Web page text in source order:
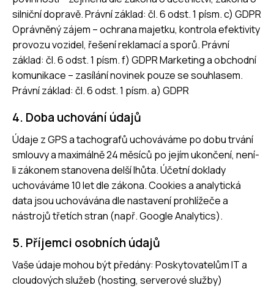
silniční dopravě. Právní základ: čl. 6 odst. 1 písm. c) GDPR
Oprávněný zájem – ochrana majetku, kontrola efektivity
provozu vozidel, řešení reklamací a sporů. Právní
základ: čl. 6 odst. 1 písm. f) GDPR Marketing a obchodní
komunikace – zasílání novinek pouze se souhlasem.
Právní základ: čl. 6 odst. 1 písm. a) GDPR
4. Doba uchování údajů
Údaje z GPS a tachografů uchováváme po dobu trvání
smlouvy a maximálně 24 měsíců po jejím ukončení, není-
li zákonem stanovena delší lhůta. Účetní doklady
uchováváme 10 let dle zákona. Cookies a analytická
data jsou uchovávána dle nastavení prohlížeče a
nástrojů třetích stran (např. Google Analytics).
5. Příjemci osobních údajů
Vaše údaje mohou být předány: Poskytovatelům IT a
cloudových služeb (hosting, serverové služby)